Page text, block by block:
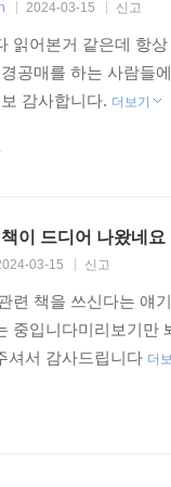
는 주택물건의 실전
생애 첫 낙찰
| 임장할 때 꼭 물어
| 거래량으로 투자
평창 소형 아파트 17
| 신건 입찰 vs. 유찰
단기매매로 1,100만
| 빨리 팔리는 인테
분석해 단독낙찰받다
로 16대 1을 뚫다
낙찰 2개월 만에
2024-03-15 신고
읽어본거 같은데 항
공매를 하는 사람들
감사합니다. 더보기
이 드디어 나왔네요
03-15 신고
련 책을 쓰신다는 얘
중입니다미리보기만
셔서 감사드립니다 더